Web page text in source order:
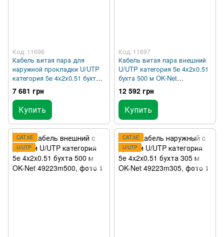
Код: 11696
Кабель витая пара для
наружной прокладки U/UTP
категория 5e 4x2x0.51 бухта
305 м OK-Net 49219m305
7 681 грн
Купить
Код: 11697
Кабель витая пара внешний
U/UTP категория 5e 4x2x0.51
бухта 500 м OK-Net
49219m500
12 592 грн
Купить
CAT.5E
U/UTP
CAT.5E
U/UTP